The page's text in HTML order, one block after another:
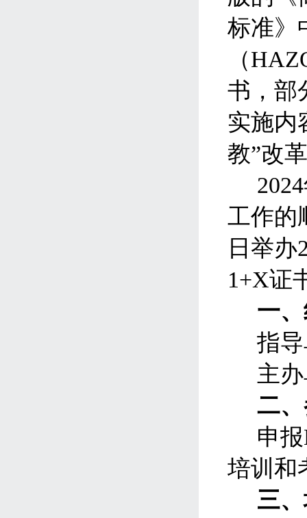
标准》
（
书，部
实施内
教”改
工作的
日举办
1+X证
一
指
主
二
申报
培训和
三